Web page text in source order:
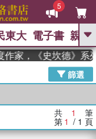
5
GO
高希均教授回憶錄
、 父親節 、 如果歷
、 方念華 、 台灣的李
數學女孩：黎曼猜想 、
東大 電子書 親子
家，《史坎德》系
篩選
共 1 筆
第 1 / 1 頁